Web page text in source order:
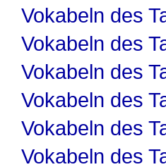
Vokabeln des
Vokabeln des
Vokabeln des
Vokabeln des
Vokabeln des
Vokabeln des